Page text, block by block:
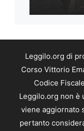
Leggilo.org di
Corso Vittorio
Codice
Leggilo.org non è
viene aggiornato
pertanto